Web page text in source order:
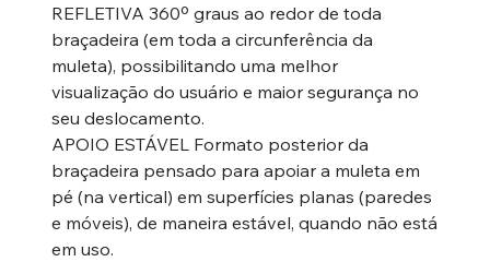
REFLETIVA 360º graus ao redor de toda
braçadeira (em toda a circunferência da
muleta), possibilitando uma melhor
visualização do usuário e maior segurança no
seu deslocamento.
APOIO ESTÁVEL Formato posterior da
braçadeira pensado para apoiar a muleta em
pé (na vertical) em superfícies planas (paredes
e móveis), de maneira estável, quando não está
em uso.